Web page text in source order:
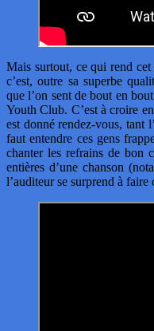
Mais surtout, ce qui rend
c’est, outre sa superbe
que l’on sent de bout en
Youth Club. C’est à croire
est donné rendez-vous, tant
faut entendre ces gens
chanter les refrains de bon
entières d’une chanson
l’auditeur se surprend à faire